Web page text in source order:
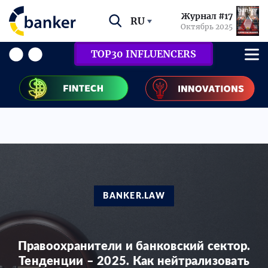
RU Журнал #17
Октябрь 2025
TOP30 INFLUENCERS
BANKER.LAW
Правоохранители и банковский сектор.
Тенденции – 2025. Как нейтрализовать